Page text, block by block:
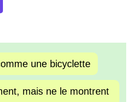
une bicyclette
mais ne le montrent